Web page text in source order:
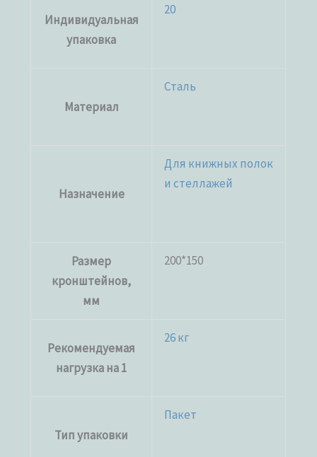
Индивидуальная
упаковка
20
Материал
Сталь
Назначение
Для книжных полок
и стеллажей
Размер
кронштейнов,
мм
200*150
Рекомендуемая
нагрузка на 1
26 кг
Тип упаковки
Пакет